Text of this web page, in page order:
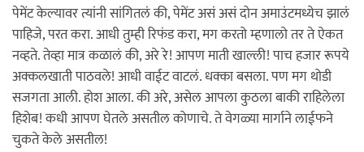
पेमेंट केल्यावर त्यांनी सांगितलं की, पेमेंट असं असं दोन अमाउंटमध्येच झालं
पाहिजे, परत करा. आधी तुम्ही रिफंड करा, मग करतो म्हणालो तर ते ऐकत
नव्हते. तेव्हा मात्र कळालं की, अरे रे! आपण माती खाल्ली! पाच हजार रूपये
अक्कलखाती पाठवले! आधी वाईट वाटलं. धक्का बसला. पण मग थोडी
सजगता आली. होश आला. की अरे, असेल आपला कुठला बाकी राहिलेला
हिशेब! कधी आपण घेतले असतील कोणाचे. ते वेगळ्या मार्गाने लाईफने
चुकते केले असतील!